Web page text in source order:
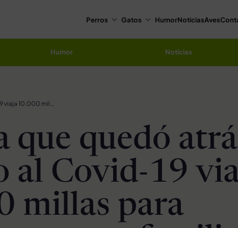
Perros Gatos HumorNoticiasAves
Humor Noticias
Perrita que quedó atrás debido al Covid-19 viaja 10.000 millas para reunirse con su familia
que quedó
al Covid-19
millas para